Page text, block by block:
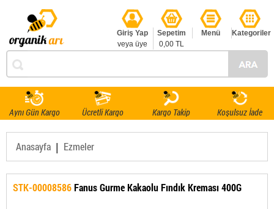
Giriş Yap
veya üye
Sepetim
0,00 TL
Menü Kategoriler
Aynı Gün Kargo Ücretli Kargo Kargo Takip Koşulsuz İade
Anasayfa | Ezmeler
STK-00008586Fanus Gurme Kakaolu Fındık Kreması 400G